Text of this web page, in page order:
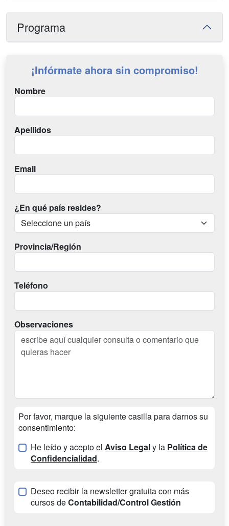
Programa
¡Infórmate ahora sin compromiso!
Nombre
Apellidos
Email
¿En qué país resides?
Provincia/Región
Teléfono
Observaciones
Por favor, marque la siguiente casilla para darnos su
consentimiento:
He leído y acepto el Aviso Legaly la Política de
Confidencialidad.
Deseo recibir la newsletter gratuita con más
cursos deContabilidad/Control Gestión